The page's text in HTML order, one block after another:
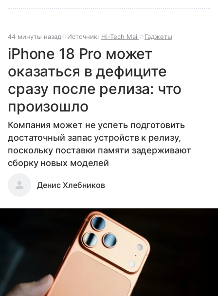
44 минуты назад Источник: Hi-Tech Mail Гаджеты
iPhone 18 Pro может
оказаться в дефиците
сразу после релиза: что
произошло
Компания может не успеть подготовить
достаточный запас устройств к релизу,
поскольку поставки памяти задерживают
сборку новых моделей
Денис Хлебников